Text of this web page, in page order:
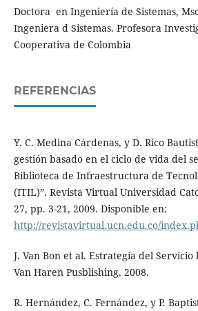
Doctora en Ingeniería de Sistemas,
Ingeniera d Sistemas. Profesora
Cooperativa de Colombia
REFERENCIAS
Y. C. Medina Cárdenas, y D. Rico
gestión basado en el ciclo de vida del
Biblioteca de Infraestructura de
(ITIL)”. Revista Virtual Universidad
27, pp. 3-21, 2009. Disponible en:
http://revistavirtual.ucn.edu.co/
J. Van Bon et al. Estrategia del Servicio
Van Haren Pusblishing, 2008.
R. Hernández, C. Fernández, y P.